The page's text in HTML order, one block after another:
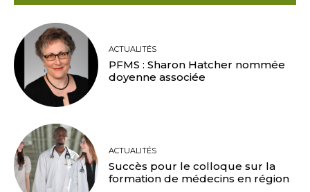
ACTUALITÉS
PFMS : Sharon Hatcher nommée
doyenne associée
ACTUALITÉS
Succès pour le colloque sur la
formation de médecins en région